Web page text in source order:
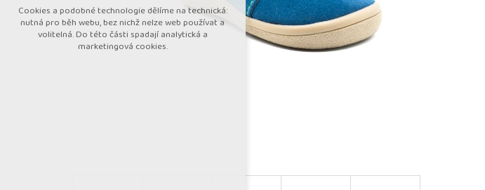
Přijmout všechny cookies
Odmítnout vše
Cookies a podobné technologie dělíme na technická:
nutná pro běh webu, bez nichž nelze web používat a
volitelná. Do této části spadají analytická a
marketingová cookies.